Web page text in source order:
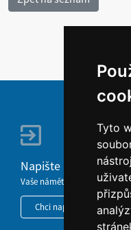
Tyto
Napište nám
Vaše náměty, komentáře,
Chci napsat MKČR